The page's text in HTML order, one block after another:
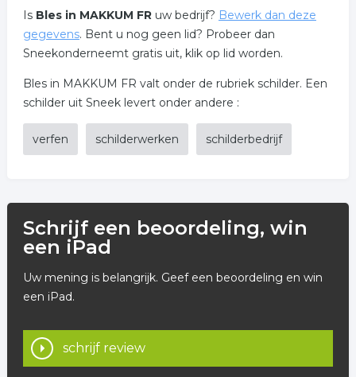
Is Bles in MAKKUM FRuw bedrijf? Bewerk dan deze
gegevens. Bent u nog geen lid? Probeer dan
Sneekonderneemt gratis uit, klik op lid worden.
Bles in MAKKUM FR valt onder de rubriek schilder. Een
schilder uit Sneek levert onder andere :
verfen schilderwerken schilderbedrijf
Schrijf een beoordeling, win
een iPad
Uw mening is belangrijk. Geef een beoordeling en win
een iPad.
schrijf review